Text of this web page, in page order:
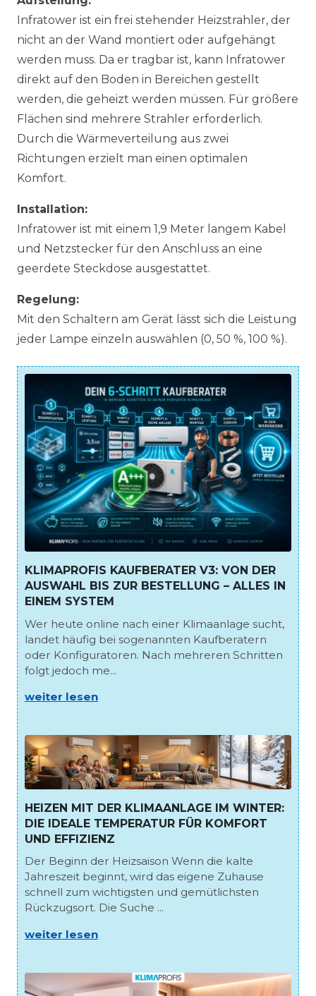
Infratower ist ein frei stehender Heizstrahler, der
nicht an der Wand montiert oder aufgehängt
werden muss. Da er tragbar ist, kann Infratower
direkt auf den Boden in Bereichen gestellt
werden, die geheizt werden müssen. Für größere
Flächen sind mehrere Strahler erforderlich.
Durch die Wärmeverteilung aus zwei
Richtungen erzielt man einen optimalen
Komfort.
Installation:
Infratower ist mit einem 1,9 Meter langem Kabel
und Netzstecker für den Anschluss an eine
geerdete Steckdose ausgestattet.
Regelung:
Mit den Schaltern am Gerät lässt sich die Leistung
jeder Lampe einzeln auswählen (0, 50 %, 100 %).
KLIMAPROFIS KAUFBERATER V3: VON DER
AUSWAHL BIS ZUR BESTELLUNG – ALLES IN
EINEM SYSTEM
Wer heute online nach einer Klimaanlage sucht,
landet häufig bei sogenannten Kaufberatern
oder Konfiguratoren. Nach mehreren Schritten
folgt jedoch me...
weiter lesen
HEIZEN MIT DER KLIMAANLAGE IM WINTER:
DIE IDEALE TEMPERATUR FÜR KOMFORT
UND EFFIZIENZ
Der Beginn der Heizsaison Wenn die kalte
Jahreszeit beginnt, wird das eigene Zuhause
schnell zum wichtigsten und gemütlichsten
Rückzugsort. Die Suche ...
weiter lesen